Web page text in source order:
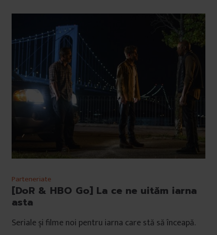
Parteneriate
[DoR & HBO Go] La ce ne uităm iarna
asta
Seriale și filme noi pentru iarna care stă să înceapă.